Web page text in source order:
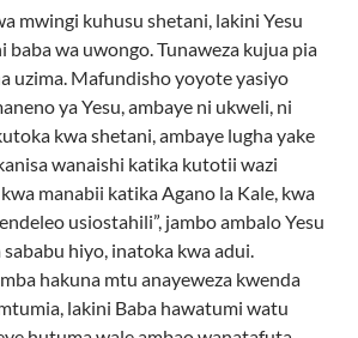
mwingi kuhusu shetani, lakini Yesu
wa uwongo. Tunaweza kujua pia
uzima. Mafundisho yoyote yasiyo
ya Yesu, ambaye ni ukweli, ni
kwa shetani, ambaye lugha yake
wanaishi katika kutotii wazi
manabii katika Agano la Kale, kwa
usiostahili”, jambo ambalo Yesu
hiyo, inatoka kwa adui.
hakuna mtu anayeweza kwenda
lakini Baba hawatumi watu